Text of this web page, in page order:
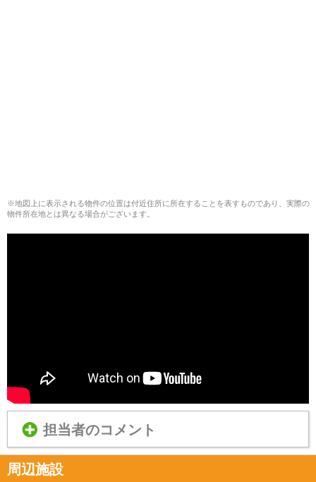
※地図上に表示される物件の位置は付近住所に所在することを表すものであり、実際の
物件所在地とは異なる場合がございます。
担当者のコメント
周辺施設